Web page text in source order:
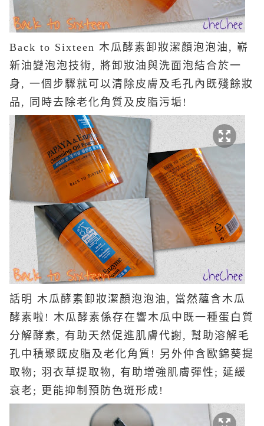
Back to Sixteen 木瓜酵素卸妝潔顏泡泡油, 嶄
新油變泡泡技術, 將卸妝油與洗面泡結合於一
身, 一個步驟就可以清除皮膚及毛孔內既殘餘妝
品, 同時去除老化角質及皮脂污垢!
話明 木瓜酵素卸妝潔顏泡泡油, 當然蘊含木瓜
酵素啦! 木瓜酵素係存在響木瓜中既一種蛋白質
分解酵素, 有助天然促進肌膚代謝, 幫助溶解毛
孔中積聚既皮脂及老化角質! 另外仲含歐錦葵提
取物; 羽衣草提取物, 有助增強肌膚彈性; 延緩
衰老; 更能抑制預防色斑形成!